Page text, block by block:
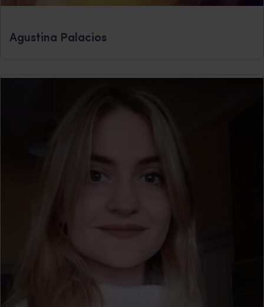
Agustina Palacios